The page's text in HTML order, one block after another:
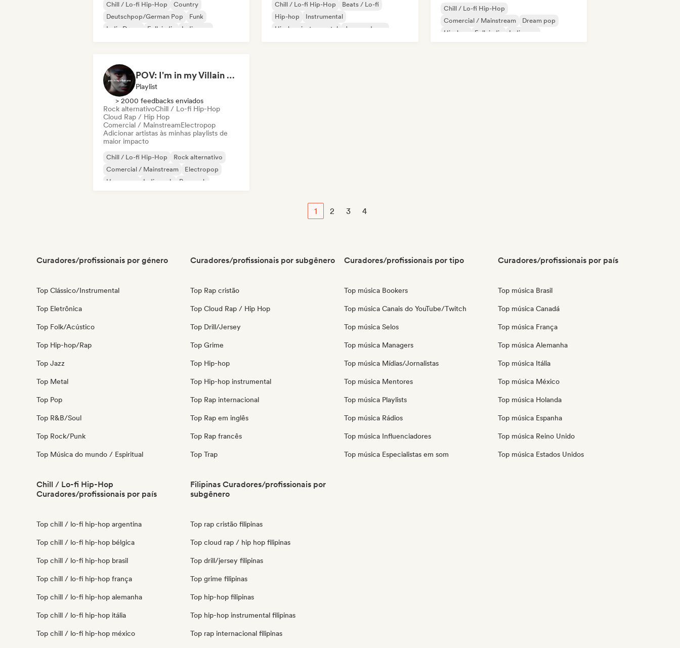
Chill / Lo-fi Hip-Hop
Country
Deutschpop/German Pop
Funk
Indie Dance
Folk indie
Indie pop
Chill / Lo-fi Hip-Hop
Beats / Lo-fi
Hip-hop
Instrumental
Hip-hop instrumental
Jazz moderno
Chill / Lo-fi Hip-Hop
Comercial / Mainstream
Dream pop
Hip-hop
Folk indie
Indie pop
POV: I'm in my Villain Era
Playlist
> 2000 feedbacks enviados
Rock alternativoChill / Lo-fi Hip-Hop
Cloud Rap / Hip Hop
Comercial / MainstreamElectropop
Adicionar artistas às minhas playlists de
maior impacto
Chill / Lo-fi Hip-Hop
Rock alternativo
Comercial / Mainstream
Electropop
Hyperpop
Indie rock
Pop rock
1 2 3 4
Curadores/profissionais por género
Top Clássico/Instrumental
Top Eletrônica
Top Folk/Acústico
Top Hip-hop/Rap
Top Jazz
Top Metal
Top Pop
Top R&B/Soul
Top Rock/Punk
Top Música do mundo / Espiritual
Curadores/profissionais por subgênero
Top Rap cristão
Top Cloud Rap / Hip Hop
Top Drill/Jersey
Top Grime
Top Hip-hop
Top Hip-hop instrumental
Top Rap internacional
Top Rap em inglês
Top Rap francês
Top Trap
Curadores/profissionais por tipo
Top música Bookers
Top música Canais do YouTube/Twitch
Top música Selos
Top música Managers
Top música Mídias/Jornalistas
Top música Mentores
Top música Playlists
Top música Rádios
Top música Influenciadores
Top música Especialistas em som
Curadores/profissionais por país
Top música Brasil
Top música Canadá
Top música França
Top música Alemanha
Top música Itália
Top música México
Top música Holanda
Top música Espanha
Top música Reino Unido
Top música Estados Unidos
Chill / Lo-fi Hip-Hop
Curadores/profissionais por país
Top chill / lo-fi hip-hop argentina
Top chill / lo-fi hip-hop bélgica
Top chill / lo-fi hip-hop brasil
Top chill / lo-fi hip-hop frança
Top chill / lo-fi hip-hop alemanha
Top chill / lo-fi hip-hop itália
Top chill / lo-fi hip-hop méxico
Filipinas Curadores/profissionais por
subgênero
Top rap cristão filipinas
Top cloud rap / hip hop filipinas
Top drill/jersey filipinas
Top grime filipinas
Top hip-hop filipinas
Top hip-hop instrumental filipinas
Top rap internacional filipinas